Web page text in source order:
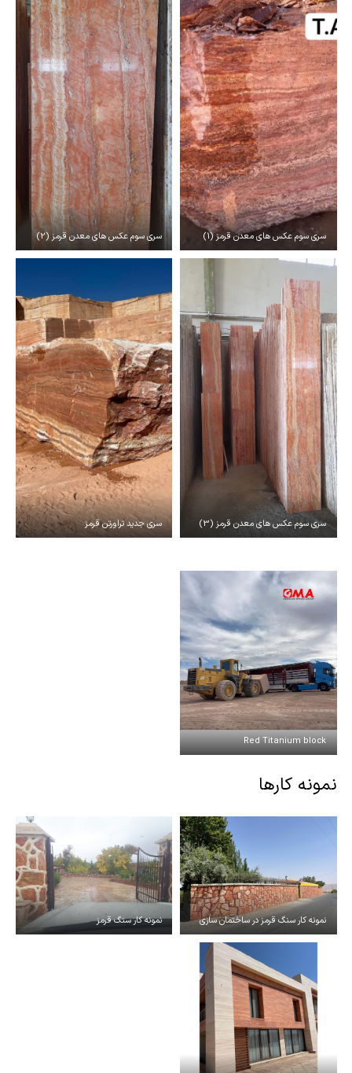
سری سوم عکس های معدن قرمز (1) سری سوم عکس های معدن قرمز (2)
سری سوم عکس های معدن قرمز (3) سری جدید تراورتن قرمز
Red Titanium block
نمونه کارها
نمونه کار سنگ قرمز در ساختمان سازی نمونه کار سنگ قرمز